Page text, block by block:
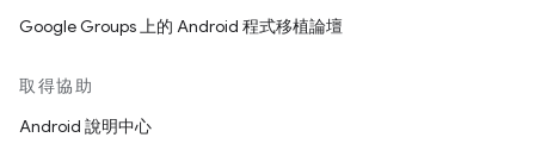
Google Groups 上的 Android 程式移植論壇
取得協助
Android 說明中心